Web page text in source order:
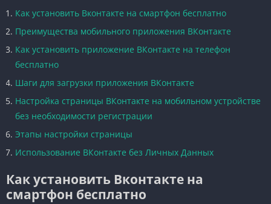
Как установить Вконтакте на смартфон бесплатно
Преимущества мобильного приложения ВКонтакте
Как установить приложение ВКонтакте на телефон
бесплатно
Шаги для загрузки приложения ВКонтакте
Настройка страницы ВКонтакте на мобильном устройстве
без необходимости регистрации
Этапы настройки страницы
Использование ВКонтакте без Личных Данных
Как установить Вконтакте на
смартфон бесплатно